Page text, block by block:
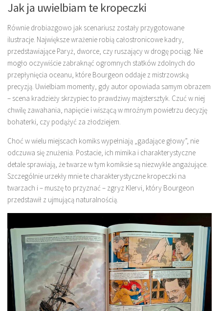
Jak ja uwielbiam te kropeczki
Równie drobiazgowo jak scenariusz zostały przygotowane
ilustracje. Największe wrażenie robią całostronicowe kadry,
przedstawiające Paryż, dworce, czy ruszający w drogę pociąg. Nie
mogło oczywiście zabraknąć ogromnych statków zdolnych do
przepłynięcia oceanu, które Bourgeon oddaje z mistrzowską
precyzją. Uwielbiam momenty, gdy autor opowiada samym obrazem
– scena kradzieży skrzypiec to prawdziwy majstersztyk. Czuć w niej
chwilę zawahania, napięcie i wiszącą w mroźnym powietrzu decyzję
bohaterki, czy podążyć za złodziejem.
Choć w wielu miejscach komiks wypełniają „gadające głowy”, nie
odczuwa się znużenia. Postacie, ich mimika i charakterystyczne
detale sprawiają, że twarze w tym komiksie są niezwykle angażujące.
Szczególnie urzekły mnie te charakterystyczne kropeczki na
twarzach i – muszę to przyznać – zgryz Klervi, który Bourgeon
przedstawił z ujmującą naturalnością.